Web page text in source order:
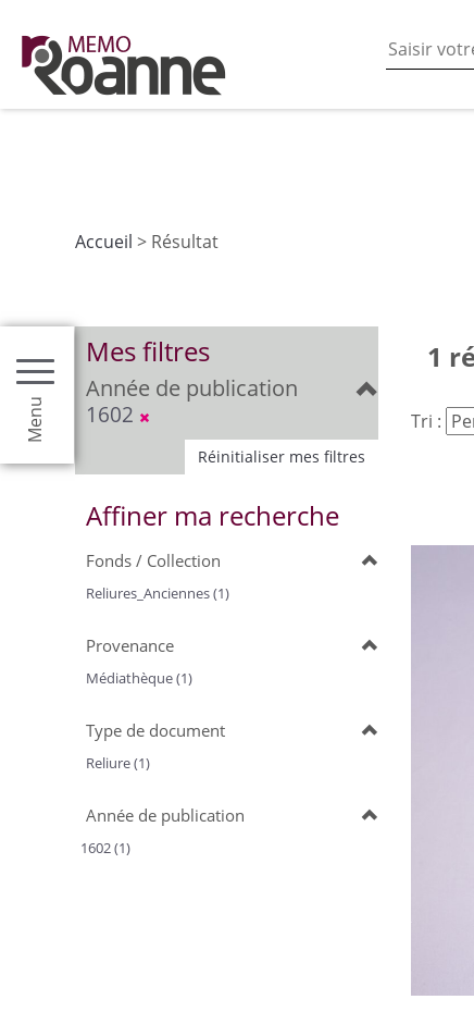
En poursuivant votre navigation sur ce site vous
les fonctionnalités de partages de contenu sur les
Menu
Accueil > Résultat
Mes filtres
Année de publication
1602
Réinitialiser mes filtres
Affiner ma recherche
Fonds / Collection
Reliures_Anciennes (1)
Provenance
Médiathèque (1)
Type de document
Reliure (1)
Année de publication
1602 (1)
1
Tri :